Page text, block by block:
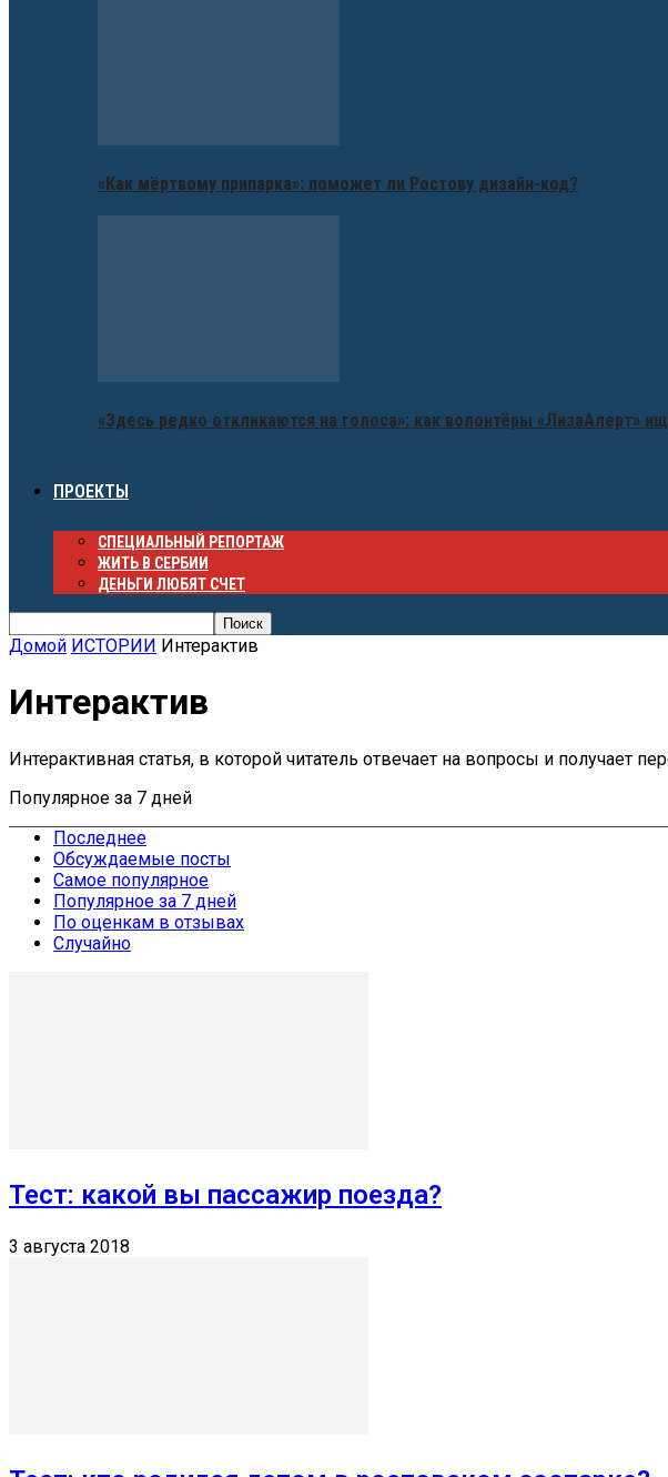
«Как мёртвому припарка»: поможет ли Ростову дизайн-код?
«Здесь редко откликаются на голоса»: как волонтёры «ЛизаАлерт»
ПРОЕКТЫ
СПЕЦИАЛЬНЫЙ РЕПОРТАЖ
ЖИТЬ В СЕРБИИ
ДЕНЬГИ ЛЮБЯТ СЧЕТ
Домой ИСТОРИИ Интерактив
Интерактив
Интерактивная статья, в которой читатель отвечает на вопросы и получает
Популярное за 7 дней
Последнее
Обсуждаемые посты
Самое популярное
Популярное за 7 дней
По оценкам в отзывах
Случайно
Тест: какой вы пассажир поезда?
3 августа 2018